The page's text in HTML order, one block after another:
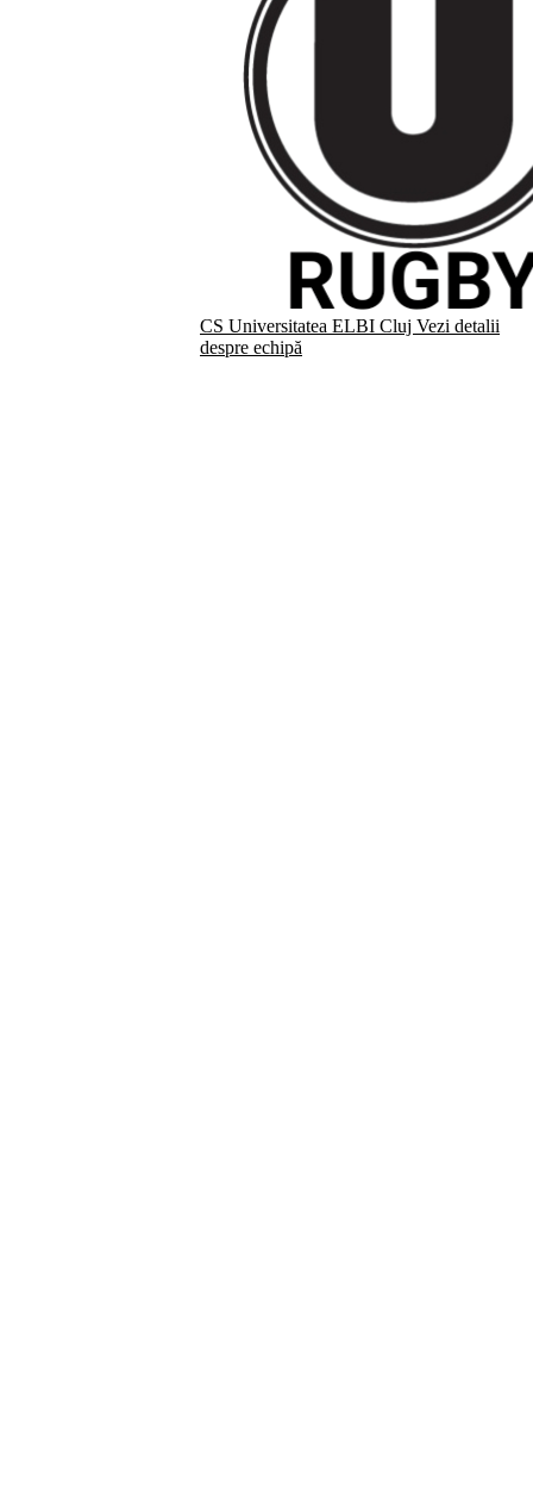
CS Universitatea ELBI Cluj Vezi detalii
despre echipă